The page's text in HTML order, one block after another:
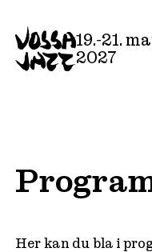
to
content
19.-21.
2027
Her kan du bla i